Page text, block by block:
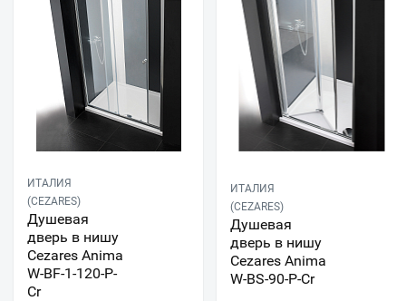
ИТАЛИЯ
(CEZARES)
Душевая
дверь в нишу
Cezares Anima
W-BF-1-120-P-
Cr
ИТАЛИЯ
(CEZARES)
Душевая
дверь в нишу
Cezares Anima
W-BS-90-P-Cr